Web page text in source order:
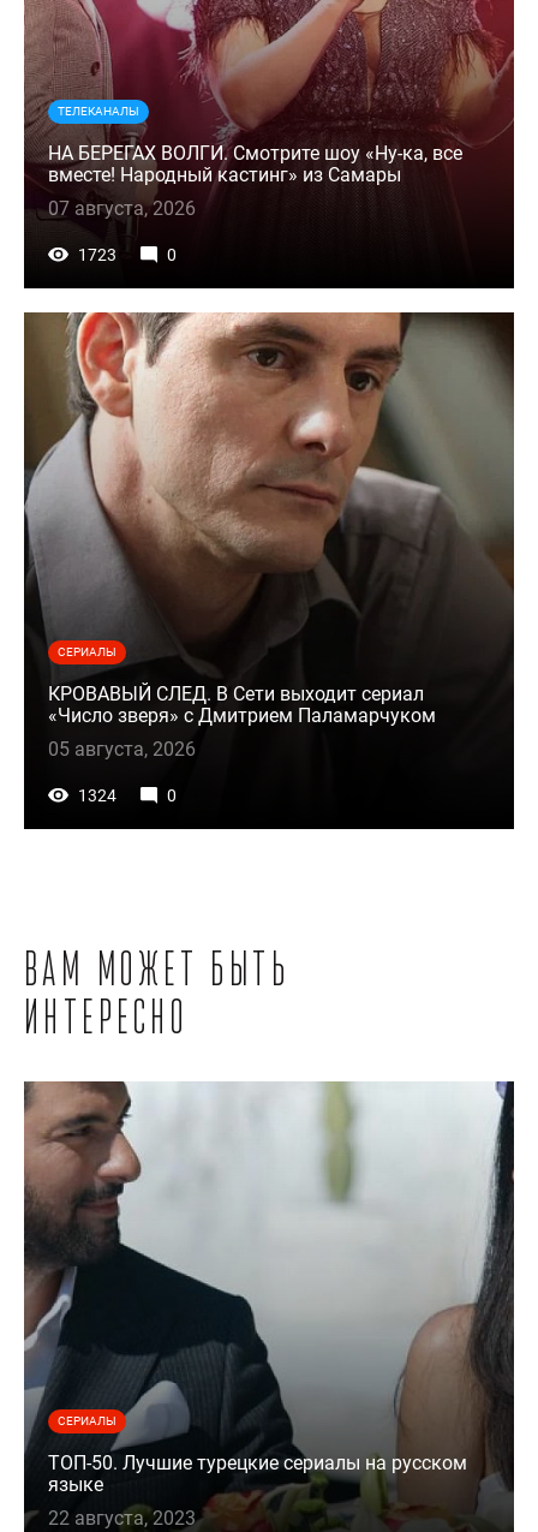
ТЕЛЕКАНАЛЫ
НА БЕРЕГАХ ВОЛГИ. Смотрите шоу «Ну-ка, все
вместе! Народный кастинг» из Самары
07 августа, 2026
1723 0
СЕРИАЛЫ
КРОВАВЫЙ СЛЕД. В Сети выходит сериал
«Число зверя» с Дмитрием Паламарчуком
05 августа, 2026
1324 0
Вам может быть
интересно
СЕРИАЛЫ
ТОП-50. Лучшие турецкие сериалы на русском
языке
22 августа, 2023